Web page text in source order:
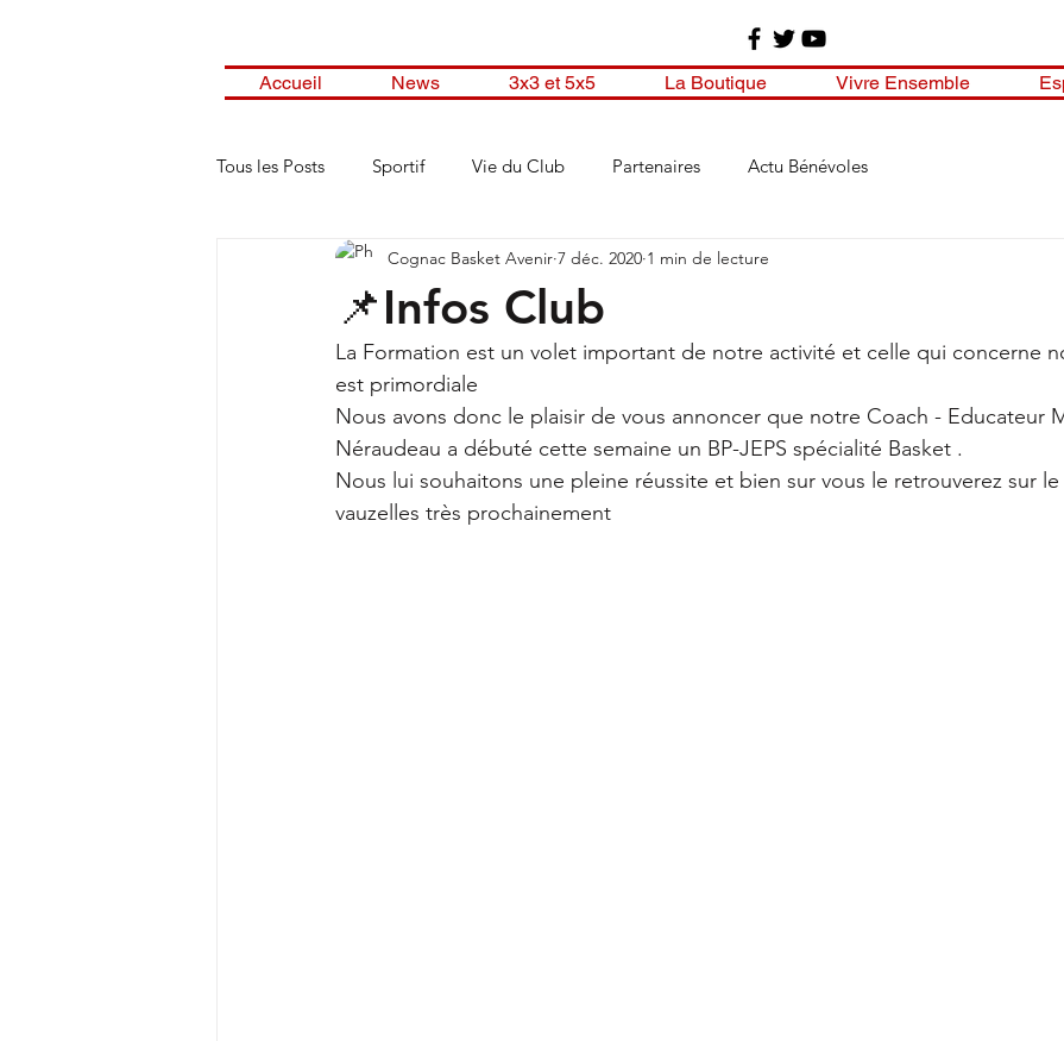
Accueil News 3x3 et 5x5 La Boutique Vivre Ensemble
Tous les Posts Sportif Vie du Club Partenaires Actu Bénévoles
📌Infos Club
Cognac Basket Avenir 7 déc. 2020 1 min de lecture
La Formation est un volet important de notre activité et celle qui concerne
est primordiale
Nous avons donc le plaisir de vous annoncer que notre Coach - Educateur
Néraudeau a débuté cette semaine un BP-JEPS spécialité Basket .
Nous lui souhaitons une pleine réussite et bien sur vous le retrouverez sur
vauzelles très prochainement